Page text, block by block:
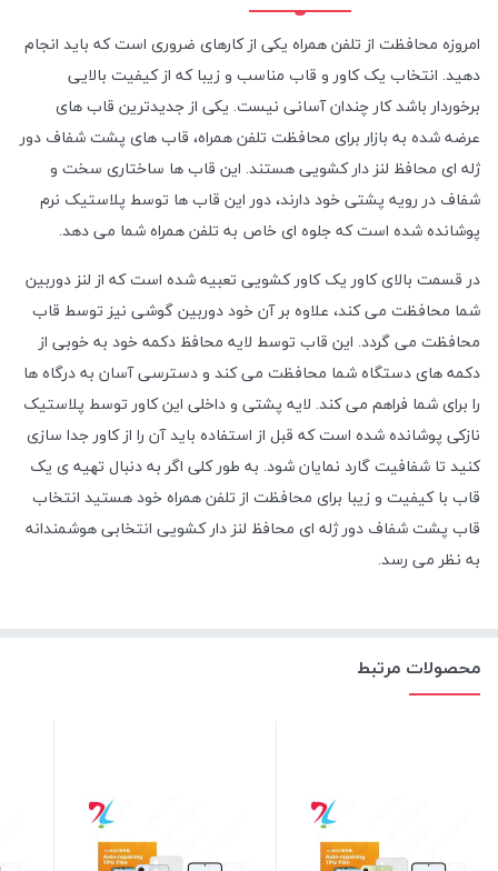
امروزه محافظت از تلفن همراه یکی از کارهای ضروری است که باید انجام
دهید. انتخاب یک کاور و قاب مناسب و زیبا که از کیفیت بالایی
برخوردار باشد کار چندان آسانی نیست. یکی از جدیدترین قاب های
عرضه شده به بازار برای محافظت تلفن همراه، قاب های پشت شفاف دور
ژله ای محافظ لنز دار کشویی هستند. این قاب ها ساختاری سخت و
شفاف در رویه پشتی خود دارند، دور این قاب ها توسط پلاستیک نرم
پوشانده شده است که جلوه ای خاص به تلفن همراه شما می دهد.
در قسمت بالای کاور یک کاور کشویی تعبیه شده است که از لنز دوربین
شما محافظت می کند، علاوه بر آن خود دوربین گوشی نیز توسط قاب
محافظت می گردد. این قاب توسط لایه محافظ دکمه خود به خوبی از
دکمه های دستگاه شما محافظت می کند و دسترسی آسان به درگاه ها
را برای شما فراهم می کند. لایه پشتی و داخلی این کاور توسط پلاستیک
نازکی پوشانده شده است که قبل از استفاده باید آن را از کاور جدا سازی
کنید تا شفافیت گارد نمایان شود. به طور کلی اگر به دنبال تهیه ی یک
قاب با کیفیت و زیبا برای محافظت از تلفن همراه خود هستید انتخاب
قاب پشت شفاف دور ژله ای محافظ لنز دار کشویی انتخابی هوشمندانه
به نظر می رسد.
محصولات مرتبط